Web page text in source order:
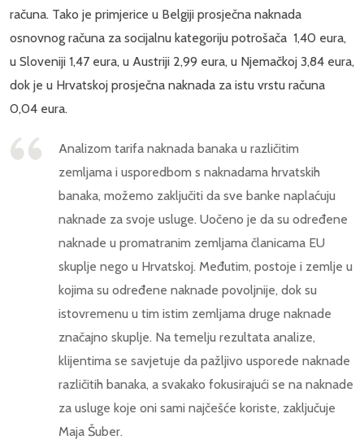
računa. Tako je primjerice u Belgiji prosječna naknada
osnovnog računa za socijalnu kategoriju potrošača 1,40 eura,
u Sloveniji 1,47 eura, u Austriji 2,99 eura, u Njemačkoj 3,84 eura,
dok je u Hrvatskoj prosječna naknada za istu vrstu računa
0,04 eura.
Analizom tarifa naknada banaka u različitim
zemljama i usporedbom s naknadama hrvatskih
banaka, možemo zaključiti da sve banke naplaćuju
naknade za svoje usluge. Uočeno je da su određene
naknade u promatranim zemljama članicama EU
skuplje nego u Hrvatskoj. Međutim, postoje i zemlje u
kojima su određene naknade povoljnije, dok su
istovremenu u tim istim zemljama druge naknade
značajno skuplje. Na temelju rezultata analize,
klijentima se savjetuje da pažljivo usporede naknade
različitih banaka, a svakako fokusirajući se na naknade
za usluge koje oni sami najčešće koriste, zaključuje
Maja Šuber.